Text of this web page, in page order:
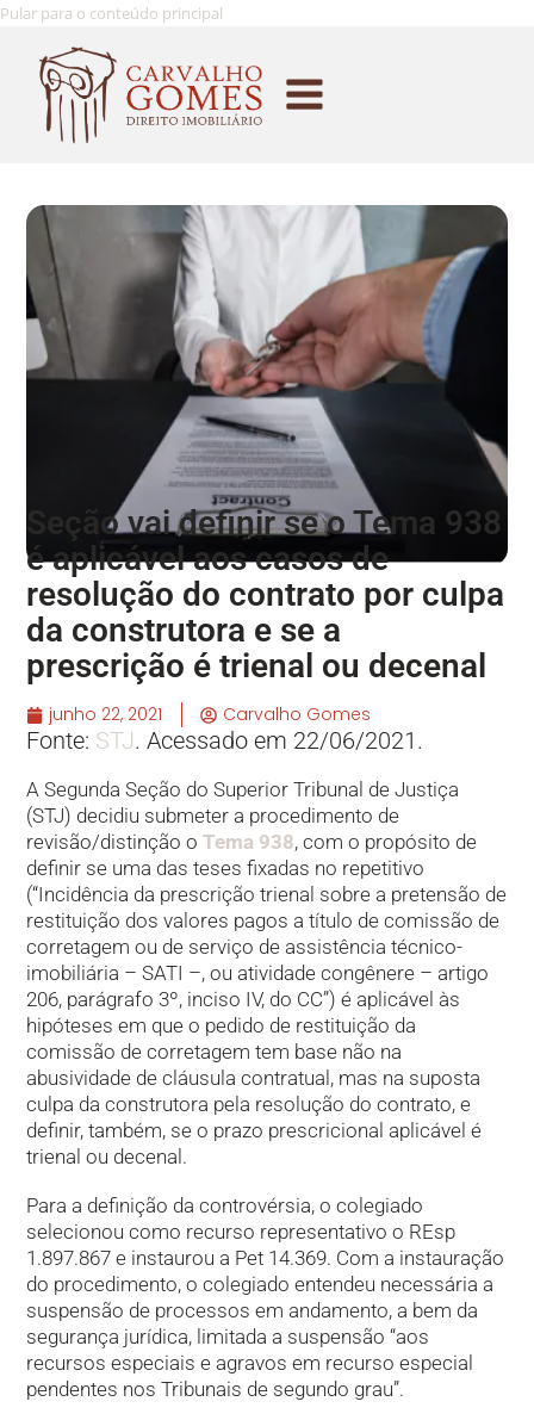
Pular para o conteúdo principal
Seção vai definir se o Tema 938
é aplicável aos casos de
resolução do contrato por culpa
da construtora e se a
prescrição é trienal ou decenal
junho 22, 2021 Carvalho Gomes
Fonte: STJ. Acessado em 22/06/2021.
A Segunda Seção do Superior Tribunal de Justiça
(STJ) decidiu submeter a procedimento de
revisão/distinção oTema 938, com o propósito de
definir se uma das teses fixadas no repetitivo
(“Incidência da prescrição trienal sobre a pretensão de
restituição dos valores pagos a título de comissão de
corretagem ou de serviço de assistência técnico-
imobiliária – SATI –, ou atividade congênere – artigo
206, parágrafo 3º, inciso IV, do CC”) é aplicável às
hipóteses em que o pedido de restituição da
comissão de corretagem tem base não na
abusividade de cláusula contratual, mas na suposta
culpa da construtora pela resolução do contrato, e
definir, também, se o prazo prescricional aplicável é
trienal ou decenal.
Para a definição da controvérsia, o colegiado
selecionou como recurso representativo o REsp
1.897.867 e instaurou a Pet 14.369. Com a instauração
do procedimento, o colegiado entendeu necessária a
suspensão de processos em andamento, a bem da
segurança jurídica, limitada a suspensão “aos
recursos especiais e agravos em recurso especial
pendentes nos Tribunais de segundo grau”.